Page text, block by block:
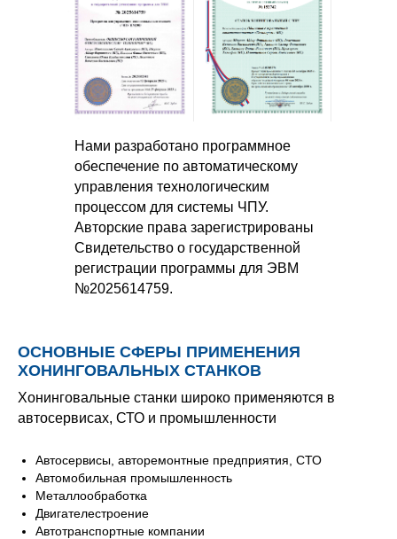
Нами разработано программное
обеспечение по автоматическому
управления технологическим
процессом для системы ЧПУ.
Авторские права зарегистрированы
Свидетельство о государственной
регистрации программы для ЭВМ
№2025614759.
ОСНОВНЫЕ СФЕРЫ ПРИМЕНЕНИЯ
ХОНИНГОВАЛЬНЫХ СТАНКОВ
Хонинговальные станки широко применяются в
автосервисах, СТО и промышленности
Автосервисы, авторемонтные предприятия, СТО
Автомобильная промышленность
Металлообработка
Двигателестроение
Автотранспортные компании